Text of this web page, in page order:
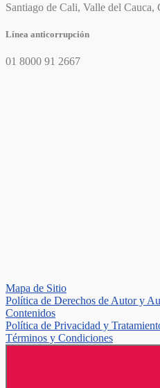
Santiago de Cali, Valle del Cauca,
Línea anticorrupción
01 8000 91 2667
Mapa de Sitio
Política de Derechos de Autor y
Contenidos
Política de Privacidad y
Términos y Condiciones